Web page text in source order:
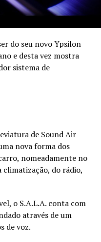
do seu novo Ypsilon
e desta vez mostra
sistema de
de Sound Air
nova forma dos
nomeadamente no
do rádio,
o S.A.L.A. conta com
através de um
de voz.